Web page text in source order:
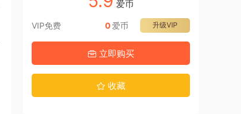
爱币
VIP免费 升级VIP
0 爱币
立即购买
收藏